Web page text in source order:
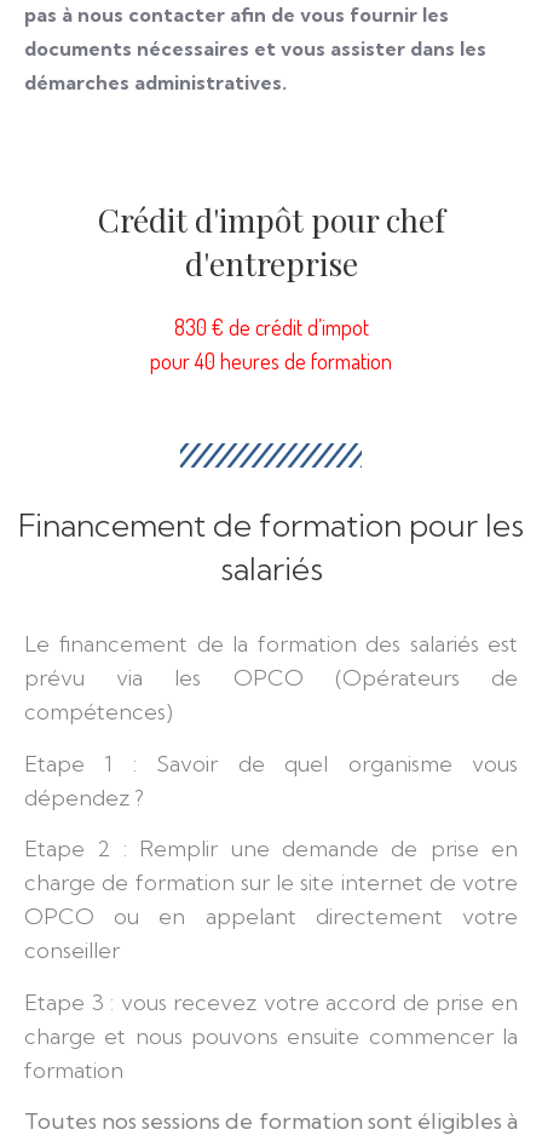
pas à nous contacter afin de vous fournir les
documents nécessaires et vous assister dans les
démarches administratives.
Crédit d'impôt pour chef
d'entreprise
830 € de crédit d’impot
pour 40 heures de formation
Financement de formation pour les
salariés
Le financement de la formation des salariés est
prévu via les OPCO (Opérateurs de
compétences)
Etape 1 : Savoir de quel organisme vous
dépendez ?
Etape 2 : Remplir une demande de prise en
charge de formation sur le site internet de votre
OPCO ou en appelant directement votre
conseiller
Etape 3 : vous recevez votre accord de prise en
charge et nous pouvons ensuite commencer la
formation
Toutes nos sessions de formation sont éligibles à